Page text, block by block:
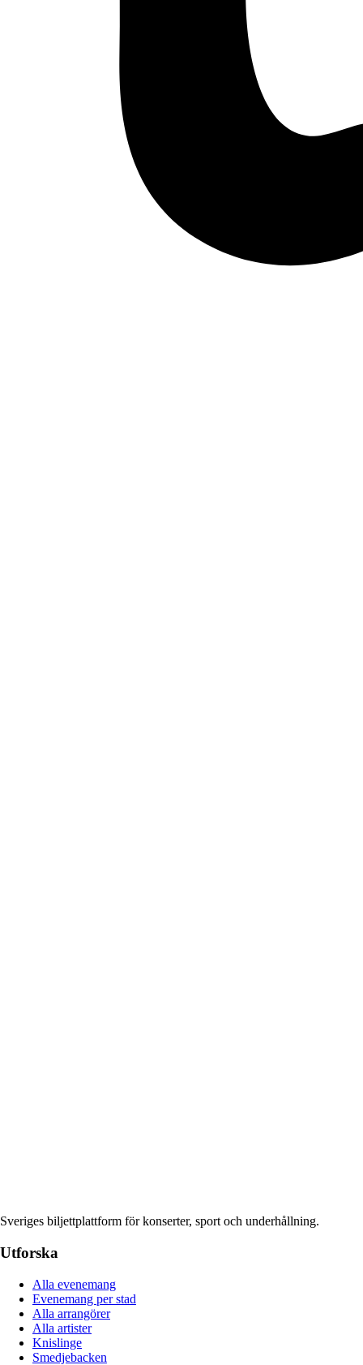
Sveriges biljettplattform för konserter, sport och underhållning.
Utforska
Alla evenemang
Evenemang per stad
Alla arrangörer
Alla artister
Knislinge
Smedjebacken